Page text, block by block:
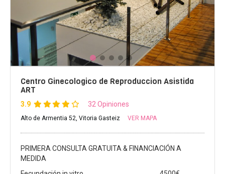
Centro Ginecologico de Reproduccion Asistida
ART
3.9 32 Opiniones
Alto de Armentia 52, Vitoria Gasteiz VER MAPA
PRIMERA CONSULTA GRATUITA & FINANCIACIÓN A
MEDIDA